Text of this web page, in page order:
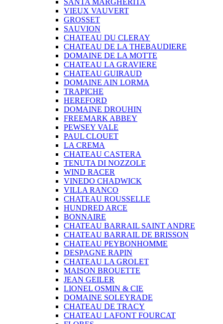
SANTA MARGHERITA
VIEUX VAUVERT
GROSSET
SAUVION
CHATEAU DU CLERAY
CHATEAU DE LA THEBAUDIERE
DOMAINE DE LA MOTTE
CHATEAU LA GRAVIERE
CHATEAU GUIRAUD
DOMAINE AIN LORMA
TRAPICHE
HEREFORD
DOMAINE DROUHIN
FREEMARK ABBEY
PEWSEY VALE
PAUL CLOUET
LA CREMA
CHATEAU CASTERA
TENUTA DI NOZZOLE
WIND RACER
VINEDO CHADWICK
VILLA RANCO
CHATEAU ROUSSELLE
HUNDRED ARCE
BONNAIRE
CHATEAU BARRAIL SAINT ANDRE
CHATEAU BARRAIL DE BRISSON
CHATEAU PEYBONHOMME
DESPAGNE RAPIN
CHATEAU LA GROLET
MAISON BROUETTE
JEAN GEILER
LIONEL OSMIN & CIE
DOMAINE SOLEYRADE
CHATEAU DE TRACY
CHATEAU LAFONT FOURCAT